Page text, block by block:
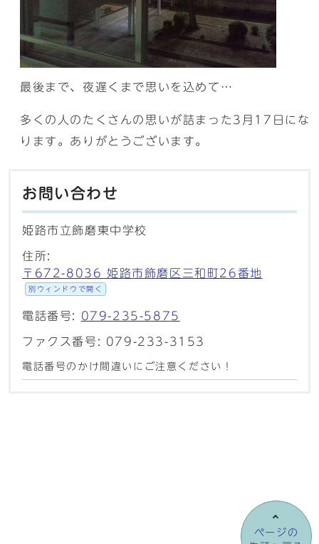
最後まで、夜遅くまで思いを込めて…
多くの人のたくさんの思いが詰まった3月17日にな
ります。ありがとうございます。
お問い合わせ
姫路市立飾磨東中学校
住所:
〒672-8036 姫路市飾磨区三和町26番地
別ウィンドウで開く
電話番号: 079-235-5875
ファクス番号: 079-233-3153
電話番号のかけ間違いにご注意ください！
ページの